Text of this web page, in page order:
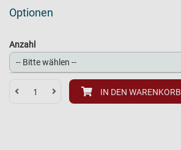
Optionen
Anzahl
IN DEN WARENKORB